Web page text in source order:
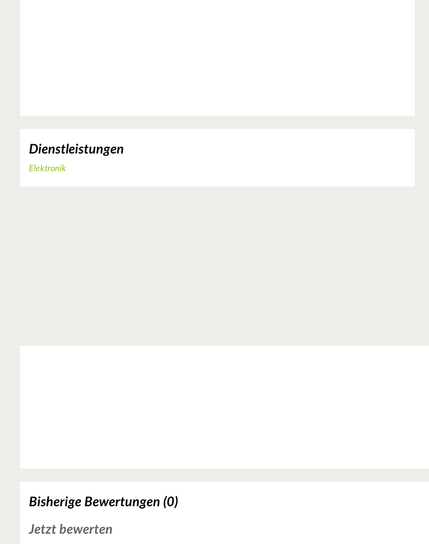
Dienstleistungen
Elektronik
Bisherige Bewertungen (0)
Jetzt bewerten